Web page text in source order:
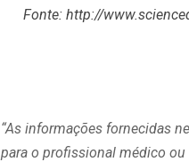
Fonte: http://
“As informações fornecidas
para o profissional médico